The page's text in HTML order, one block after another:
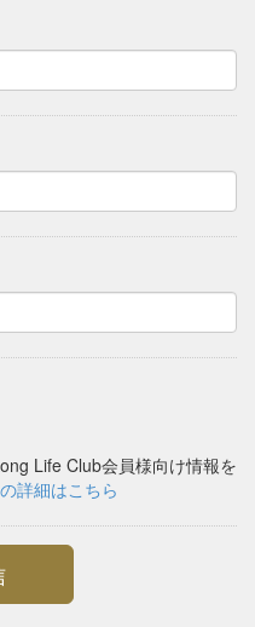
Life Club会員様向け情報を
詳細はこちら